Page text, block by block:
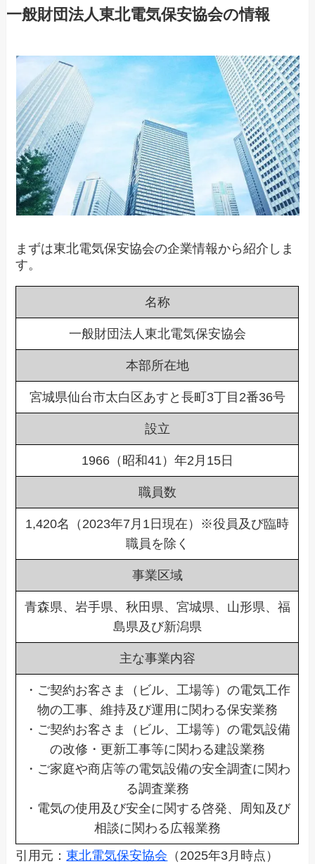
一般財団法人東北電気保安協会の情報
まずは東北電気保安協会の企業情報から紹介しま
す。
名称
一般財団法人東北電気保安協会
本部所在地
宮城県仙台市太白区あすと長町3丁目2番36号
設立
1966（昭和41）年2月15日
職員数
1,420名（2023年7月1日現在）※役員及び臨時
職員を除く
事業区域
青森県、岩手県、秋田県、宮城県、山形県、福
島県及び新潟県
主な事業内容
・ご契約お客さま（ビル、工場等）の電気工作
物の工事、維持及び運用に関わる保安業務
・ご契約お客さま（ビル、工場等）の電気設備
の改修・更新工事等に関わる建設業務
・ご家庭や商店等の電気設備の安全調査に関わ
る調査業務
・電気の使用及び安全に関する啓発、周知及び
相談に関わる広報業務
引用元：東北電気保安協会 （2025年3月時点）